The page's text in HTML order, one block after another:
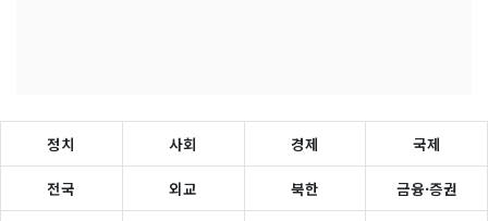
정치 사회 경제 국제
전국 외교 북한 금융·증권